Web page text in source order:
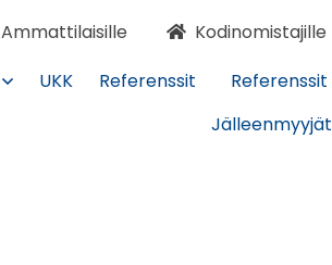
Ammattilaisille Kodinomistajille
UKK Referenssit Referenssit
Jälleenmyyjät